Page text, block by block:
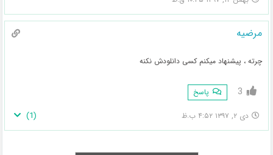
مرضیه
چرته ، پیشنهاد میکنم کسی دانلودش نکنه
3 پاسخ
دی ۲, ۱۳۹۷ ۴:۵۲ ب.ظ (
1
)